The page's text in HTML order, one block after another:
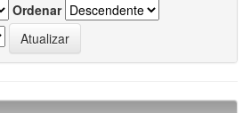
Ordenar